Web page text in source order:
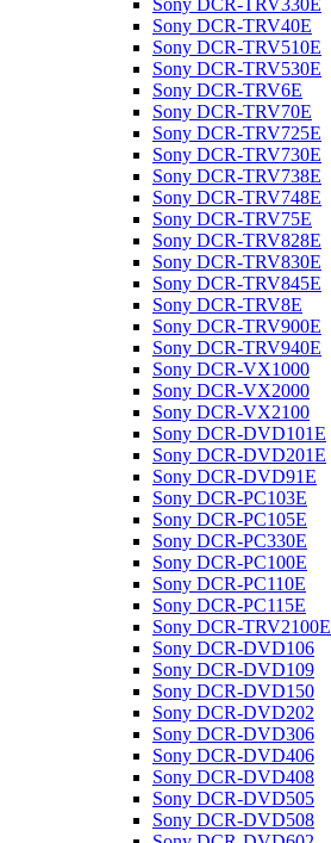
Sony DCR-TRV330E
Sony DCR-TRV40E
Sony DCR-TRV510E
Sony DCR-TRV530E
Sony DCR-TRV6E
Sony DCR-TRV70E
Sony DCR-TRV725E
Sony DCR-TRV730E
Sony DCR-TRV738E
Sony DCR-TRV748E
Sony DCR-TRV75E
Sony DCR-TRV828E
Sony DCR-TRV830E
Sony DCR-TRV845E
Sony DCR-TRV8E
Sony DCR-TRV900E
Sony DCR-TRV940E
Sony DCR-VX1000
Sony DCR-VX2000
Sony DCR-VX2100
Sony DCR-DVD101E
Sony DCR-DVD201E
Sony DCR-DVD91E
Sony DCR-PC103E
Sony DCR-PC105E
Sony DCR-PC330E
Sony DCR-PC100E
Sony DCR-PC110E
Sony DCR-PC115E
Sony DCR-TRV2100E
Sony DCR-DVD106
Sony DCR-DVD109
Sony DCR-DVD150
Sony DCR-DVD202
Sony DCR-DVD306
Sony DCR-DVD406
Sony DCR-DVD408
Sony DCR-DVD505
Sony DCR-DVD508